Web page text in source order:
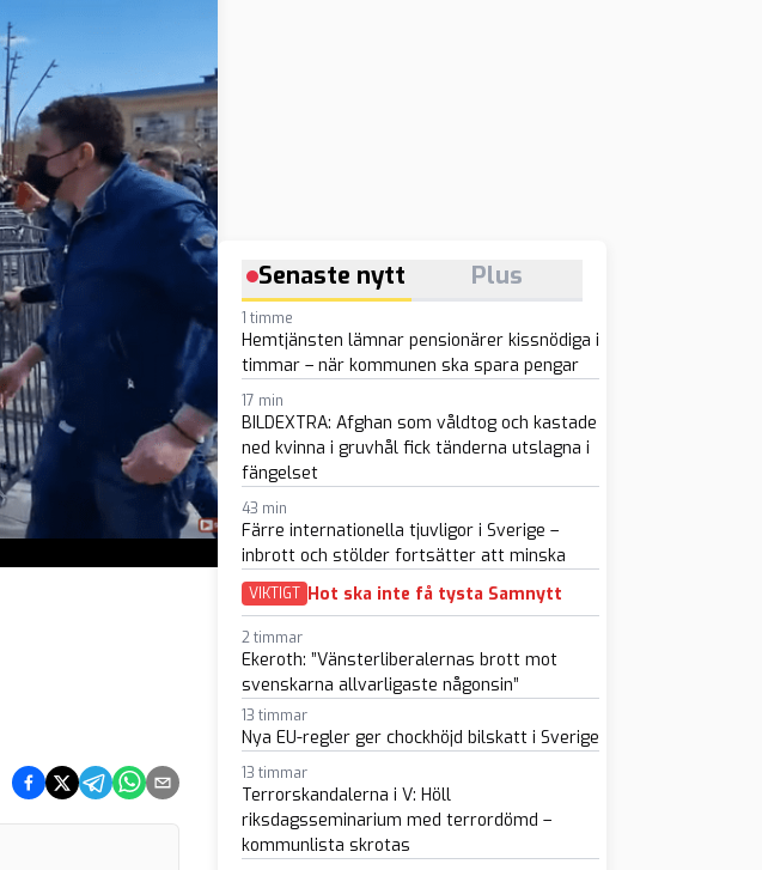
Dela på Facebook
Dela på Twitter
Dela på Telegram
Dela på Whatsapp
Dela via e-post
Senaste nytt Plus
1 timme
Hemtjänsten lämnar pensionärer kissnödiga i
timmar – när kommunen ska spara pengar
17 min
BILDEXTRA: Afghan som våldtog och kastade
ned kvinna i gruvhål fick tänderna utslagna i
fängelset
43 min
Färre internationella tjuvligor i Sverige –
inbrott och stölder fortsätter att minska
VIKTIGT Hot ska inte få tysta Samnytt
2 timmar
Ekeroth: ”Vänsterliberalernas brott mot
svenskarna allvarligaste någonsin”
13 timmar
Nya EU-regler ger chockhöjd bilskatt i Sverige
13 timmar
Terrorskandalerna i V: Höll
riksdagsseminarium med terrordömd –
kommunlista skrotas